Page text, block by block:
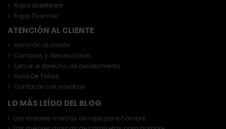
Ropa streetwear
Ropa Oversize
ATENCIÓN AL CLIENTE
Atención al cliente
Cambios y devoluciones
Ejercer el derecho de desistimiento
Guía De Tallas
Contacte con nosotros
LO MÁS LEÍDO DEL BLOG
Las mejores marcas de ropa para hombre